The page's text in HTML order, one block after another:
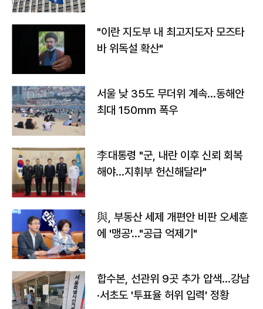
"이란 지도부 내 최고지도자 모즈타
바 위독설 확산"
서울 낮 35도 무더위 계속…동해안
최대 150㎜ 폭우
李대통령 "군, 내란 이후 신뢰 회복
해야…지휘부 헌신해달라"
與, 부동산 세제 개편안 비판 오세훈
에 '맹공'…"공급 억제기"
합수본, 선관위 9곳 추가 압색…강남
·서초도 '투표율 허위 입력' 정황